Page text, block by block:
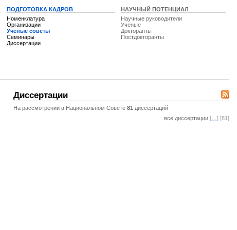
ПОДГОТОВКА КАДРОВ
Номенклатура
Организации
Ученые советы
Семинары
Диссертации
НАУЧНЫЙ ПОТЕНЦИАЛ
Научные руководители
Ученые
Докторанты
Постдокторанты
Диссертации
На рассмотрении в Национальном Совете 81 диссертаций
все диссертации [ ] [81]